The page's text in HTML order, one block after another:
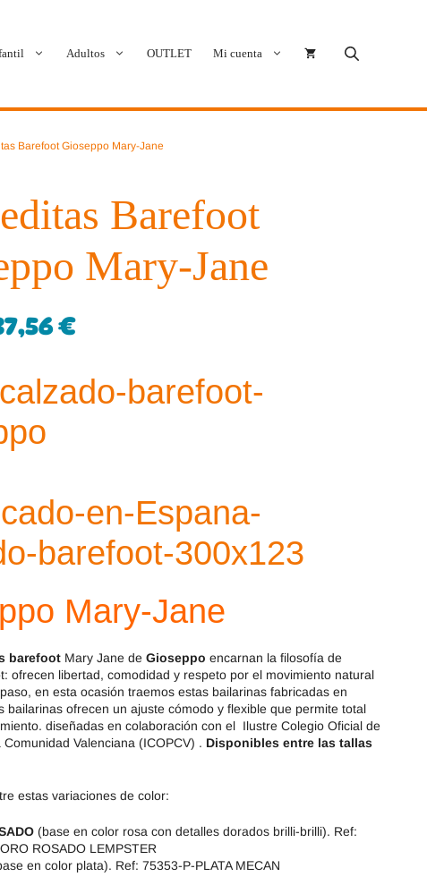
Cóndor
Deditos
Demax
FlexiNens
Magical Shoes
Dodo Shoes
OmaKing
Zapy
Adultos OUTLET Mi cuenta
Barefoot Gioseppo Mary-Jane
Barefoot
Mary-Jane
€
Mary-Jane
barefoot Mary Jane de Gioseppo encarnan la filosofía de
ofrecen libertad, comodidad y respeto por el movimiento natural
en esta ocasión traemos estas bailarinas fabricadas en
bailarinas ofrecen un ajuste cómodo y flexible que permite total
diseñadas en colaboración con el Ilustre Colegio Oficial de
Valenciana (ICOPCV) . Disponibles entre las tallas
estas variaciones de color:
(base en color rosa con detalles dorados brilli-brilli). Ref:
ROSADO LEMPSTER
en color plata). Ref: 75353-P-PLATA MECAN